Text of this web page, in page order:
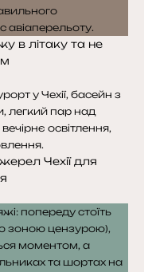
в літаку та не
Чехії для